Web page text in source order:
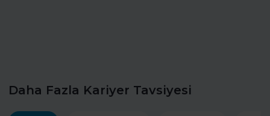
Daha Fazla Kariyer Tavsiyesi